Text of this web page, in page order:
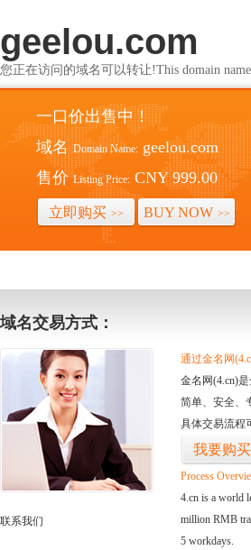
geelou.com
您正在访问的域名可以转让!This domain
一口价出售中！
域名 Domain Name: geelou.com
售价 Listing Price: CNY 999.00
立即购买 >> BUY NOW >>
域名交易方式：
联系我们
通过金名网
金名网(4.cn)
简单、安全、
具体交易流程
我要购买
Process
4.cn is a world
million RMB
5 workdays.